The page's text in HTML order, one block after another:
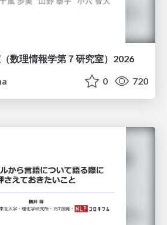
数理情報学第７研究室）2026
0 720